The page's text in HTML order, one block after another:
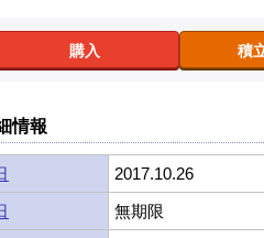
購入 積
情報
2017.10.26
無期限